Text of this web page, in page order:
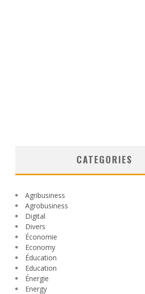
CATEGORIES
Agribusiness
Agrobusiness
Digital
Divers
Économie
Economy
Éducation
Education
Énergie
Energy